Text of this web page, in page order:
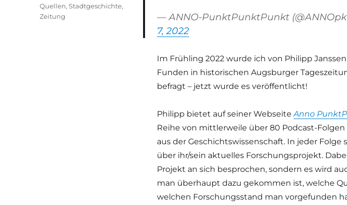
— ANNO-PunktPunktPunkt
7, 2022
Im Frühling 2022 wurde ich von Philipp
Funden in historischen Augsburger
befragt – jetzt wurde es veröffentlicht!
Philipp bietet auf seiner WebseiteAnno
Reihe von mittlerweile über 80 Podcast-
aus der Geschichtswissenschaft. In jeder Folge
über ihr/sein aktuelles Forschungsprojekt.
Projekt an sich besprochen, sondern es wird
man überhaupt dazu gekommen ist, welche
welchen Forschungsstand man vorgefunden
Quellen,Stadtgeschichte,
Zeitung